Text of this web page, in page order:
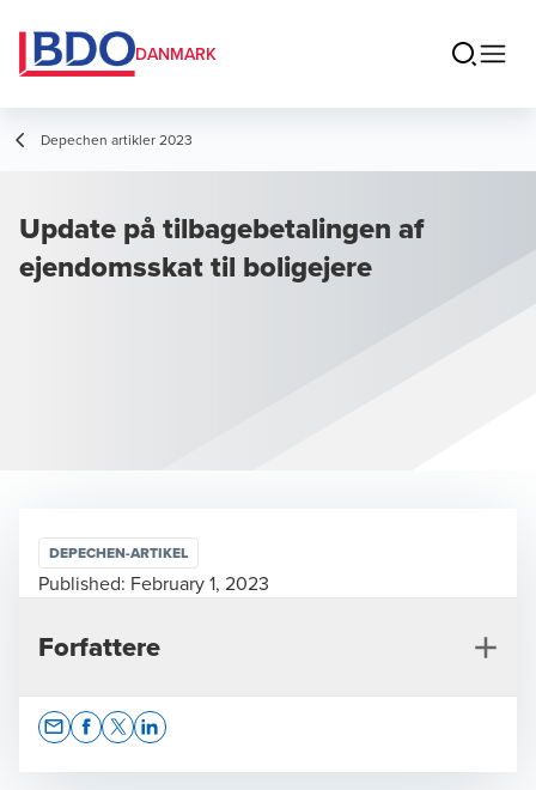
DANMARK
Depechen artikler 2023
Update på tilbagebetalingen af
ejendomsskat til boligejere
DEPECHEN-ARTIKEL
Published: February 1, 2023
Forfattere